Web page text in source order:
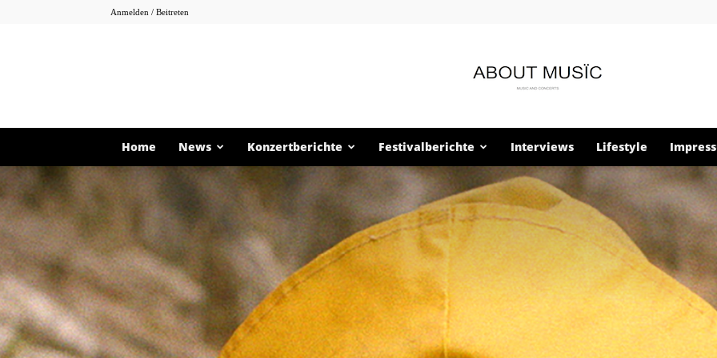
Anmelden / Beitreten
About
Musïc
Home News Konzertberichte Festivalberichte Interviews Lifestyle